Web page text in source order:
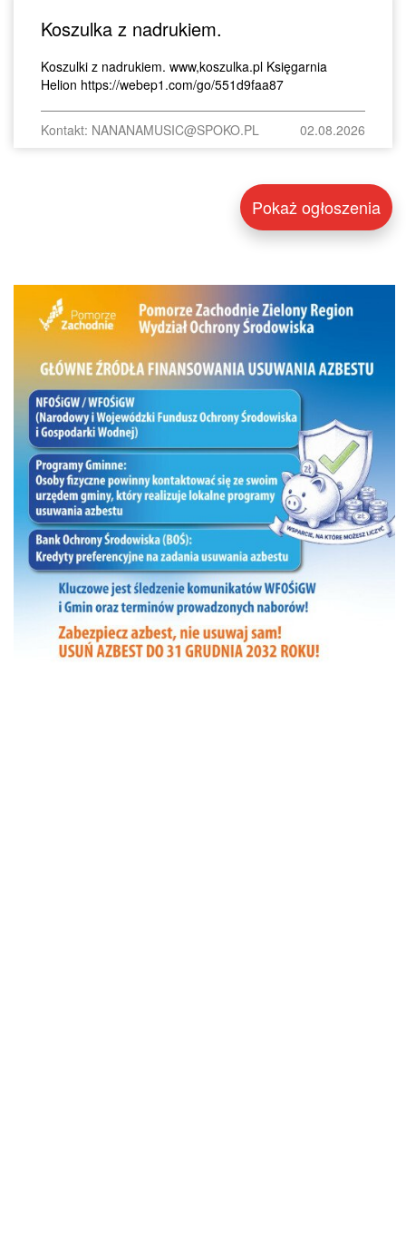
Koszulka z nadrukiem.
Koszulki z nadrukiem. www,koszulka.pl Księgarnia
Helion https://webep1.com/go/551d9faa87
Kontakt: NANANAMUSIC@SPOKO.PL 02.08.2026
Pokaż ogłoszenia